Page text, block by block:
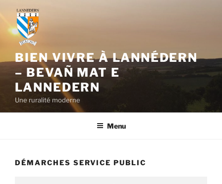
contenu
principal
BIEN VIVRE À LANNÉDERN
– BEVAÑ MAT E
LANNEDERN
Une ruralité moderne
Menu
DÉMARCHES SERVICE PUBLIC